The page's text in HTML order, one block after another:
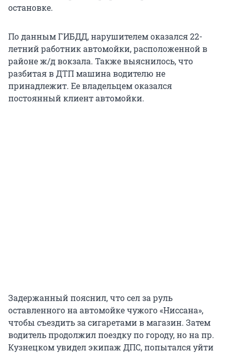
остановке.
По данным ГИБДД, нарушителем оказался 22-
летний работник автомойки, расположенной в
районе ж/д вокзала. Также выяснилось, что
разбитая в ДТП машина водителю не
принадлежит. Ее владельцем оказался
постоянный клиент автомойки.
Задержанный пояснил, что сел за руль
оставленного на автомойке чужого «Ниссана»,
чтобы съездить за сигаретами в магазин. Затем
водитель продолжил поездку по городу, но на пр.
Кузнецком увидел экипаж ДПС, попытался уйти